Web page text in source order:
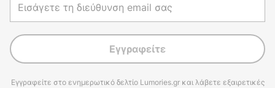
Εγγραφείτε
Εγγραφείτε στο ενημερωτικό δελτίο Lumories.gr και λάβετε εξαιρετικές